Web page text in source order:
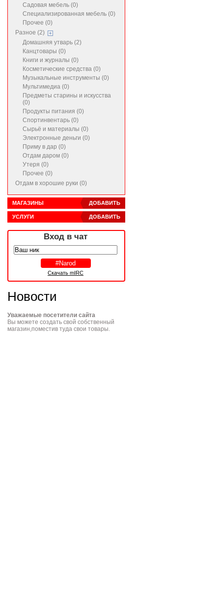
Садовая мебель (0)
Специализированная мебель (0)
Прочее (0)
Разное (2)
Домашняя утварь (2)
Канцтовары (0)
Книги и журналы (0)
Косметические средства (0)
Музыкальные инструменты (0)
Мультимедиа (0)
Предметы старины и искусства
(0)
Продукты питания (0)
Спортинвентарь (0)
Сырьё и материалы (0)
Электронные деньги (0)
Приму в дар (0)
Отдам даром (0)
Утеря (0)
Прочее (0)
Отдам в хорошие руки (0)
ДОБАВИТЬ
МАГАЗИНЫ
ДОБАВИТЬ
УСЛУГИ
Вход в чат
Скачать mIRC
Новости
Уважаемые посетители сайта
Вы можете создать свой собственный
магазин,поместив туда свои товары.